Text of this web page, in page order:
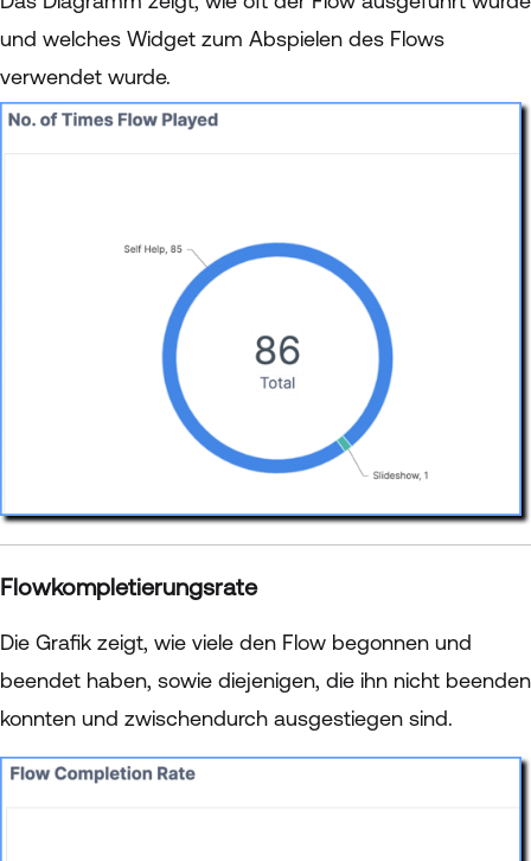
und welches Widget zum Abspielen des Flows
verwendet wurde.
Flowkompletierungsrate
Die Grafik zeigt, wie viele den Flow begonnen und
beendet haben, sowie diejenigen, die ihn nicht beenden
konnten und zwischendurch ausgestiegen sind.